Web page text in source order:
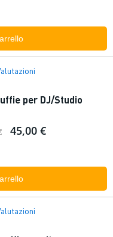
per DJ/Studio
45,00 €